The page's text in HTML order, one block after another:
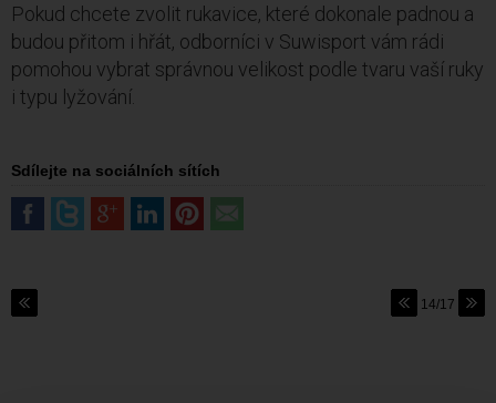
Pokud chcete zvolit rukavice, které dokonale padnou a
budou přitom i hřát, odborníci v Suwisport vám rádi
pomohou vybrat správnou velikost podle tvaru vaší ruky
i typu lyžování.
Sdílejte na sociálních sítích
14/17